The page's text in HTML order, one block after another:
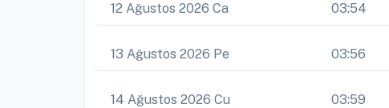
12 Ağustos 2026 Ca 03:54
13 Ağustos 2026 Pe 03:56
14 Ağustos 2026 Cu 03:59